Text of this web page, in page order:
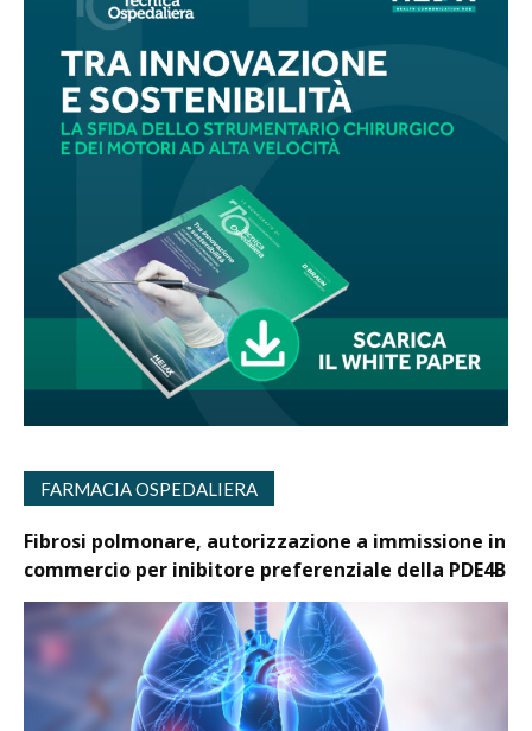
FARMACIA OSPEDALIERA
Fibrosi polmonare, autorizzazione a immissione in
commercio per inibitore preferenziale della PDE4B